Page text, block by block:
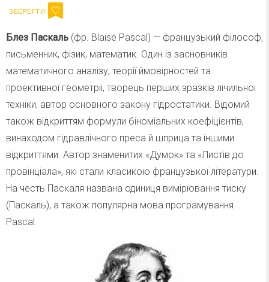
Блез Паскаль (фр. Blaise Pascal) — французький філософ,
письменник, фізик, математик. Один із засновників
математичного аналізу, теорії ймовірностей та
проективної геометрії, творець перших зразків лічильної
техніки, автор основного закону гідростатики. Відомий
також відкриттям формули біноміальних коефіцієнтів,
винаходом гідравлічного преса й шприца та іншими
відкриттями. Автор знаменитих «Думок» та «Листів до
провінціала», які стали класикою французької літератури.
На честь Паскаля названа одиниця вимірювання тиску
(Паскаль), а також популярна мова програмування
Pascal.